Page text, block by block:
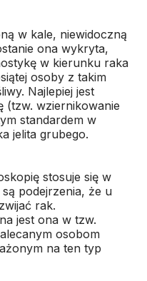
w kale, niewidoczną
ona wykryta,
w kierunku raka
osoby z takim
Najlepiej jest
(tzw. wziernikowanie
standardem w
jelita grubego.
stosuje się w
podejrzenia, że u
rak.
jest ona w tzw.
osobom
na ten typ